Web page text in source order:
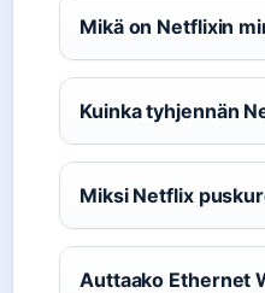
Mikä on Netflixin
Kuinka tyhjennän
Miksi Netflix
Auttaako Ethernet